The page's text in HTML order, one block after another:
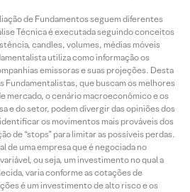
de Fundamentos seguem diferentes
Técnica é executada seguindo conceitos
candles, volumes, médias móveis
utiliza como informação os
emissoras e suas projeções. Desta
Fundamentalistas, que buscam os melhores
mercado, o cenário macroeconômico e os
e do setor, podem divergir das opiniões dos
os movimentos mais prováveis dos
de “stops” para limitar as possíveis perdas.
de uma empresa que é negociada no
ou seja, um investimento no qual a
varia conforme as cotações de
é um investimento de alto risco e os